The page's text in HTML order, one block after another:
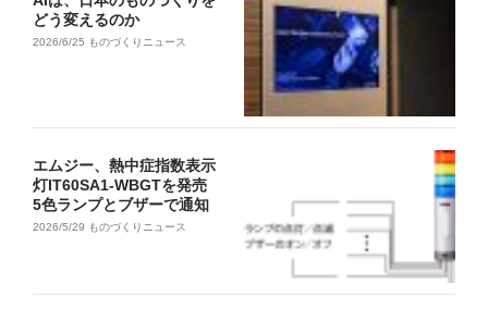
どう変えるのか
2026/6/25 ものづくりニュース
エムジー、熱中症指数表示
灯IT60SA1-WBGTを発売
5色ランプとブザーで通知
2026/5/29 ものづくりニュース